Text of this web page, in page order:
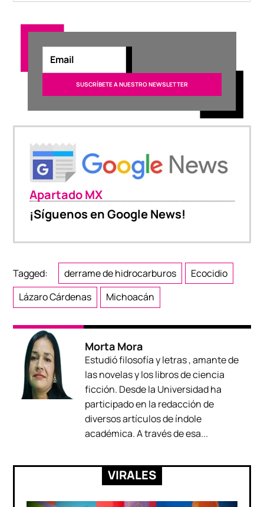
Apartado MX
¡Síguenos en Google News!
Tagged: derrame de hidrocarburos
Ecocidio
Lázaro Cárdenas
Michoacán
Morta Mora
Estudió filosofía y letras , amante de
las novelas y los libros de ciencia
ficción. Desde la Universidad ha
participado en la redacción de
diversos artículos de índole
académica. A través de esa...
VIRALES